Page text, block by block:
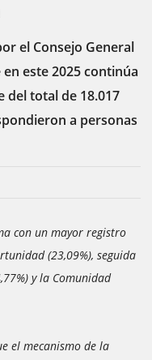
el Consejo General
este 2025 continúa
del total de 18.017
a personas
con un mayor registro
(23,09%), seguida
y la Comunidad
el mecanismo de la